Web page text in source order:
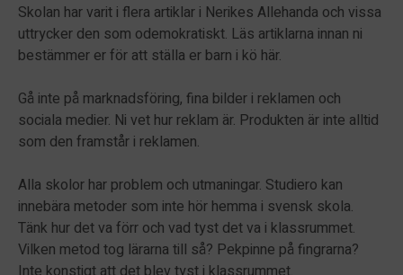
Skolan har varit i flera artiklar i Nerikes Allehanda och vissa
uttrycker den som odemokratiskt. Läs artiklarna innan ni
bestämmer er för att ställa er barn i kö här.
Gå inte på marknadsföring, fina bilder i reklamen och
sociala medier. Ni vet hur reklam är. Produkten är inte alltid
som den framstår i reklamen.
Alla skolor har problem och utmaningar. Studiero kan
innebära metoder som inte hör hemma i svensk skola.
Tänk hur det va förr och vad tyst det va i klassrummet.
Vilken metod tog lärarna till så? Pekpinne på fingrarna?